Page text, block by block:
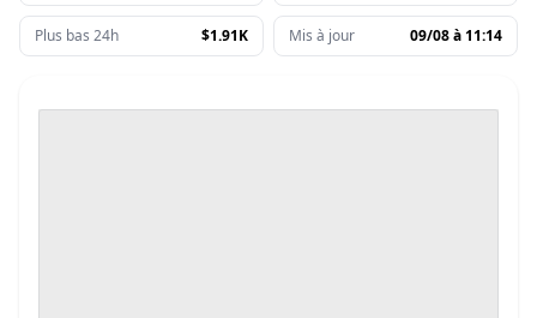
Plus bas 24h $1.91K Mis à jour 09/08 à 11:14